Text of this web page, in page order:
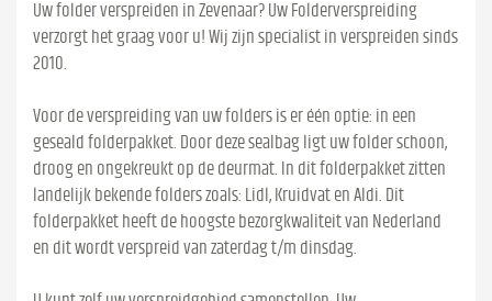
Uw folder verspreiden in Zevenaar? Uw Folderverspreiding
verzorgt het graag voor u! Wij zijn specialist in verspreiden sinds
2010.
Voor de verspreiding van uw folders is er één optie: in een
geseald folderpakket. Door deze sealbag ligt uw folder schoon,
droog en ongekreukt op de deurmat. In dit folderpakket zitten
landelijk bekende folders zoals: Lidl, Kruidvat en Aldi. Dit
folderpakket heeft de hoogste bezorgkwaliteit van Nederland
en dit wordt verspreid van zaterdag t/m dinsdag.